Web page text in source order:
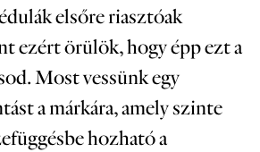
elsőre riasztóak
ezért örülök, hogy épp ezt a
Most vessünk egy
a márkára, amely szinte
hozható a